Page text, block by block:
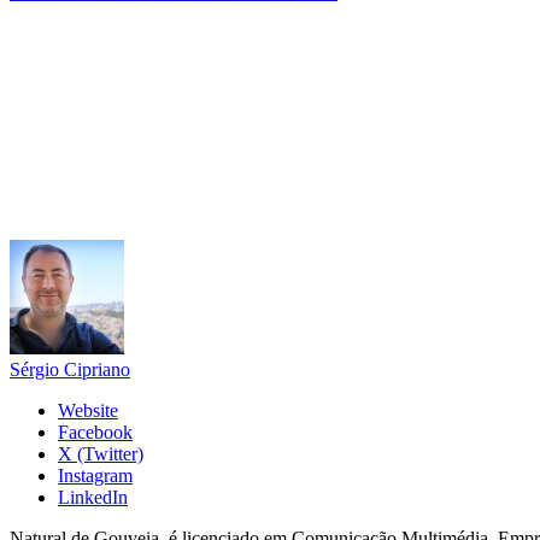
Sérgio Cipriano
Website
Facebook
X (Twitter)
Instagram
LinkedIn